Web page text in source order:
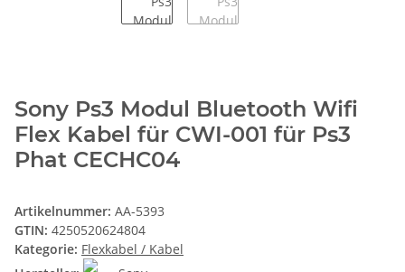
Sony Ps3 Modul Bluetooth Wifi
Flex Kabel für CWI-001 für Ps3
Phat CECHC04
Artikelnummer: AA-5393
GTIN: 4250520624804
Kategorie: Flexkabel / Kabel